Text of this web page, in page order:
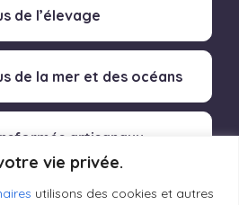
vie privée.
utilisons des cookies et autres
de l’élevage
de la mer et des océans
artisanaux